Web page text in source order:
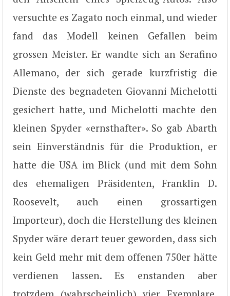
versuchte es Zagato noch einmal, und wieder
fand das Modell keinen Gefallen beim
grossen Meister. Er wandte sich an Serafino
Allemano, der sich gerade kurzfristig die
Dienste des begnadeten Giovanni Michelotti
gesichert hatte, und Michelotti machte den
kleinen Spyder «ernsthafter». So gab Abarth
sein Einverständnis für die Produktion, er
hatte die USA im Blick (und mit dem Sohn
des ehemaligen Präsidenten, Franklin D.
Roosevelt, auch einen grossartigen
Importeur), doch die Herstellung des kleinen
Spyder wäre derart teuer geworden, dass sich
kein Geld mehr mit dem offenen 750er hätte
verdienen lassen. Es enstanden aber